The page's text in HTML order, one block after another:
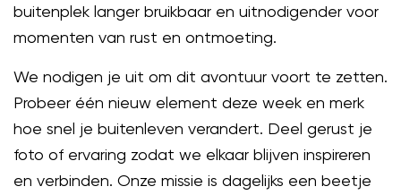
buitenplek langer bruikbaar en uitnodigender voor
momenten van rust en ontmoeting.
We nodigen je uit om dit avontuur voort te zetten.
Probeer één nieuw element deze week en merk
hoe snel je buitenleven verandert. Deel gerust je
foto of ervaring zodat we elkaar blijven inspireren
en verbinden. Onze missie is dagelijks een beetje